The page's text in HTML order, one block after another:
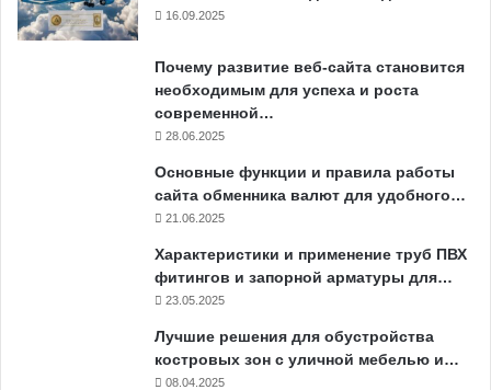
16.09.2025
Почему развитие веб-сайта становится
необходимым для успеха и роста
современной…
28.06.2025
Основные функции и правила работы
сайта обменника валют для удобного…
21.06.2025
Характеристики и применение труб ПВХ
фитингов и запорной арматуры для…
23.05.2025
Лучшие решения для обустройства
костровых зон с уличной мебелью и…
08.04.2025